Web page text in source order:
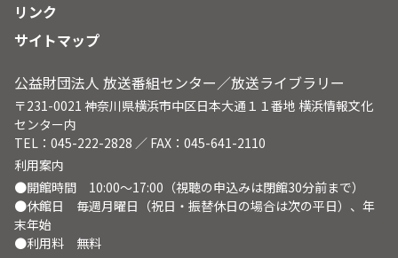
リンク
サイトマップ
公益財団法人 放送番組センター／放送ライブラリー
〒231-0021 神奈川県横浜市中区日本大通１１番地 横浜情報文化
センター内
TEL：045-222-2828 ／ FAX：045-641-2110
利用案内
●開館時間 10:00～17:00（視聴の申込みは閉館30分前まで）
●休館日 毎週月曜日（祝日・振替休日の場合は次の平日）、年
末年始
●利用料 無料